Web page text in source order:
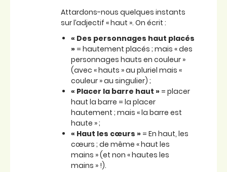
Attardons-nous quelques instants
sur l’adjectif « haut ». On écrit :
« Des personnages haut placés
» = hautement placés ; mais « des
personnages hauts en couleur »
(avec « hauts » au pluriel mais «
couleur » au singulier) ;
« Placer la barre haut » = placer
haut la barre = la placer
hautement ; mais « la barre est
haute » ;
« Haut les cœurs » = En haut, les
cœurs ; de même « haut les
mains » (et non « hautes les
mains » !).